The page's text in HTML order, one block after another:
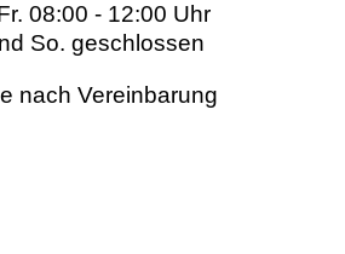
08:00 - 12:00 Uhr
So. geschlossen
nach Vereinbarung